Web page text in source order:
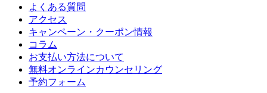
よくある質問
アクセス
キャンペーン・クーポン情報
コラム
お支払い方法について
無料オンラインカウンセリング
予約フォーム